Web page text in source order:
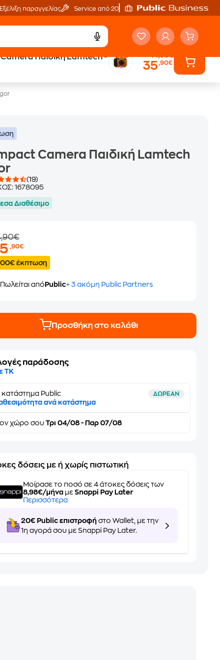
Εξέλιξη παραγγελίας Service από 20'
Παιδική Lamtech -
35,90€
Public επιστροφή €
Camera Παιδική Lamtech
(19)
1678095
Διαθέσιμο
,90€
έκπτωση
Πωλείται από Public+ 3 ακόμη Public Partners
Προσθήκη στο καλάθι
παράδοσης
ΤΚ
κατάστημα Public ΔΩΡΕΑΝ
ανά κατάστημα
χώρο σου Τρι 04/08 - Παρ 07/08
δόσεις με ή χωρίς πιστωτική
Μοίρασε το ποσό σε 4 άτοκες δόσεις των
8,98€/μήνα μεSnappi Pay Later
Περισσότερα
20€ Public επιστροφή στο Wallet, με την
1η αγορά σου με Snappi Pay Later.